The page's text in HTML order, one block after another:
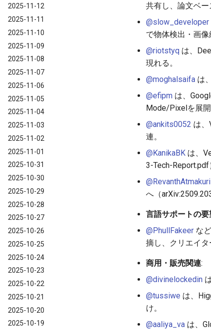
2025-11-12
2025-11-11
2025-11-10
2025-11-09
2025-11-08
2025-11-07
2025-11-06
2025-11-05
2025-11-04
2025-11-03
2025-11-02
2025-11-01
2025-10-31
2025-10-30
2025-10-29
2025-10-28
2025-10-27
2025-10-26
2025-10-25
2025-10-24
2025-10-23
2025-10-22
2025-10-21
2025-10-20
2025-10-19
共有し、論文ベー
@slow_developer
で物体検出・画像
@riotstyq は、
現れる。
@moghalsaifa は
@efipm は、
Mode/Pixelを展開
@ankits0052 は、
連。
@KanikaBK は、
3-Tech-Report.pdf
@RevanthAtmakuri
へ（
言語サポートの要
@PhullFakeer な
摘し、クリエイタ
商用・販売関連:
@divinelockedin
@tussiwe は、
け。
@aaliya_va は、